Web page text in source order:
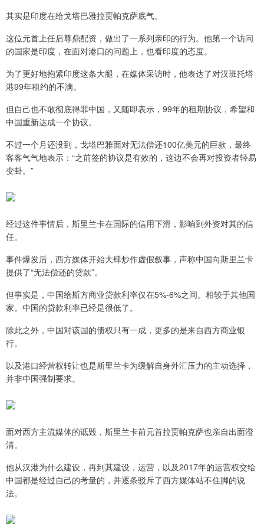
其实是印度在给戈塔巴雅拉贾帕克萨底气。
这位元首上任后尊鼎配资，做出了一系列亲印的行为。他第一个访问
的国家是印度，在面对港口的问题上，也看印度的态度。
为了更好地抱紧印度这条大腿，在媒体采访时，他表达了对汉班托塔
港99年租约的不满。
但自己也不敢彻底得罪中国，又随即表示，99年的租期协议，希望和
中国重新达成一个协议。
不过一个月还没到，戈塔巴雅面对无法偿还100亿美元的巨款，最终
客客气气地表示：“之前签的协议是有效的，这边不会再对投资者轻易
变卦。”
经过这件事情后，斯里兰卡在国际的信用下滑，影响到外资对其的信
任。
事件爆发后，西方媒体开始大肆炒作虚假叙事，声称中国向斯里兰卡
提供了“无法偿还的贷款”。
但事实是，中国给斯方商业贷款利率仅在5%-6%之间。相较于其他国
家。中国的贷款利率已经是很低了。
除此之外，中国对该国的债权只有一成，更多的是来自西方商业银
行。
以及港口经营权转让也是斯里兰卡为缓解自身外汇压力的主动选择，
并非中国强制要求。
面对西方主流媒体的诋毁，斯里兰卡前元首拉贾帕克萨也亲自出面澄
清。
他从汉港为什么建设，再到其建设，运营，以及2017年的运营权交给
中国都是经过自己的考量的，并逐条驳斥了西方媒体站不住脚的说
法。